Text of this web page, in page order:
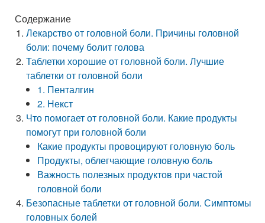
Содержание
Лекарство от головной боли. Причины головной
боли: почему болит голова
Таблетки хорошие от головной боли. Лучшие
таблетки от головной боли
1. Пенталгин
2. Некст
Что помогает от головной боли. Какие продукты
помогут при головной боли
Какие продукты провоцируют головную боль
Продукты, облегчающие головную боль
Важность полезных продуктов при частой
головной боли
Безопасные таблетки от головной боли. Симптомы
головных болей